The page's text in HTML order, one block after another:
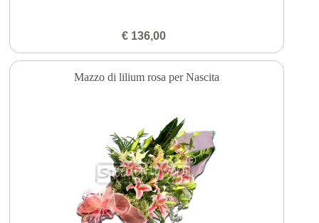
€ 136,00
Mazzo di lilium rosa per Nascita